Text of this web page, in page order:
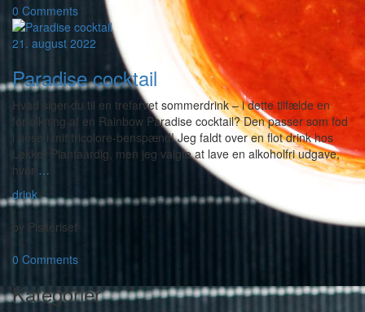
0 Comments
21. august 2022
Paradise cocktail
Hvad siger du til en trefarvet sommerdrink – i dette tilfælde en
fortolkning af en Rainbow Paradise cocktail? Den passer som fod
i hose i mit tricolore-benspænd! Jeg faldt over en flot drink hos
Lekker Plantaardig, men jeg valgte at lave en alkoholfri udgave,
hvor …
drink
-
by Piskeriset
-
0 Comments
Kategorier